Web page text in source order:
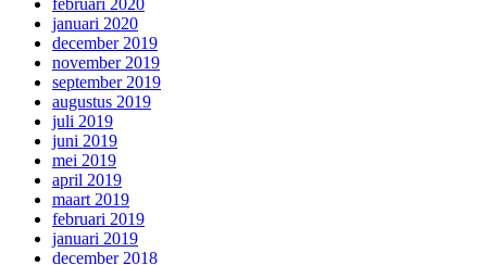
januari 2020
december 2019
november 2019
september 2019
augustus 2019
juli 2019
juni 2019
mei 2019
april 2019
maart 2019
februari 2019
januari 2019
december 2018